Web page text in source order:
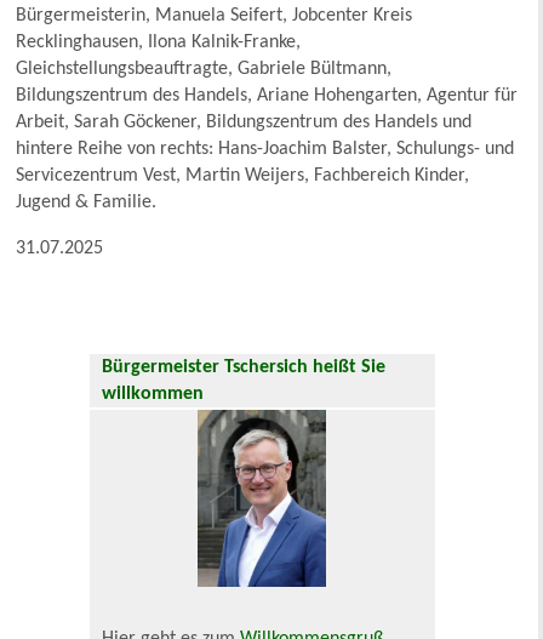
Bürgermeisterin, Manuela Seifert, Jobcenter Kreis
Recklinghausen, Ilona Kalnik-Franke,
Gleichstellungsbeauftragte, Gabriele Bültmann,
Bildungszentrum des Handels, Ariane Hohengarten, Agentur für
Arbeit, Sarah Göckener, Bildungszentrum des Handels und
hintere Reihe von rechts: Hans-Joachim Balster, Schulungs- und
Servicezentrum Vest, Martin Weijers, Fachbereich Kinder,
Jugend & Familie.
31.07.2025
Bürgermeister Tschersich heißt Sie
willkommen